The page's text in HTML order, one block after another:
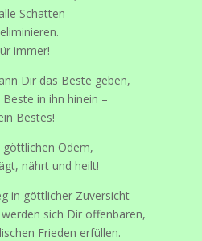
Schatten
immer!
Dir das Beste geben,
in ihn hinein –
Bestes!
Odem,
nährt und heilt!
in göttlicher Zuversicht
sich Dir offenbaren,
Frieden erfüllen.